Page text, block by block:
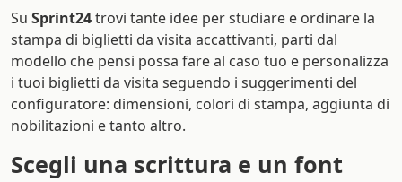
Su Sprint24trovi tante idee per studiare e ordinare la
stampa di biglietti da visita accattivanti, parti dal
modello che pensi possa fare al caso tuo e personalizza
i tuoi biglietti da visita seguendo i suggerimenti del
configuratore: dimensioni, colori di stampa, aggiunta di
nobilitazioni e tanto altro.
Scegli una scrittura e un font